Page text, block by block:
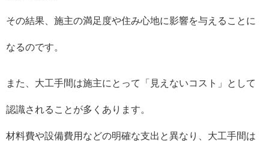
その結果、施主の満足度や住み心地に影響を与えることに
なるのです。
また、大工手間は施主にとって「見えないコスト」として
認識されることが多くあります。
材料費や設備費用などの明確な支出と異なり、大工手間は